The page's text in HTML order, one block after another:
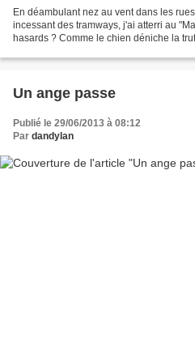
En déambulant nez au vent dans les
incessant des tramways, j'ai atterri au
hasards ? Comme le chien déniche la
Un ange passe
Publié le 29/06/2013 à 08:12
Par dandylan